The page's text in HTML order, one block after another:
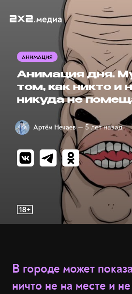
АНИМАЦИЯ
Анимация дня.
том, как никто и
никуда не
Артём Нечаев — 5 лет назад
В городе может
ничто не на месте и